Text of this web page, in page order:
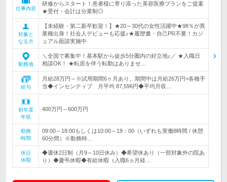
仕事内容
研修からスタート！患者様に寄り添った美容医療プランをご提案
★受付・会計は分業制◎
対象と
なる方
【未経験・第二新卒歓迎！】★20～30代の女性活躍中★98％が異
業種出身！社会人デビューも応援♪★履歴書・自己PR不要！カジ
ュアル面談実施中
勤務地
＼全国で募集中！基本駅から徒歩5分圏内の好立地♪／ ★入職日
相談OK！ ★転居を伴う転勤はありませ…
給与
月給28万円～※試用期間6ヶ月あり。期間中は月給26万円+各種手
当◆インセンティブ 月平均 87,596円◆平均月収…
初年度
年収
400万円～600万円
勤務
時間
09:00～18:00もしくは10:00～19：00（いずれも実働8時間 / 休憩
60分間）※勤務時…
休日
休暇
◆週休2日制（月9～10日休み）◆希望休あり（一部対象外の院あ
り）◆慶弔休暇◆有給休暇（入職6ヵ月経…